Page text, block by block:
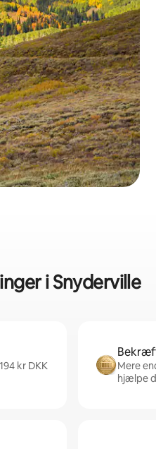
i Snyderville
kr DKK
Mere
hjælpe